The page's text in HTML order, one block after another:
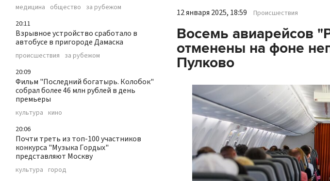
медицина общество за рубежом
20:11
Взрывное устройство сработало в
автобусе в пригороде Дамаска
происшествия за рубежом
20:09
Фильм "Последний богатырь. Колобок"
собрал более 46 млн рублей в день
премьеры
культура кино
20:06
Почти треть из топ-100 участников
конкурса "Музыка Гордых"
представляют Москву
культура город
12 января 2025, 18:59 Происшествия
Восемь авиарейсов
отменены на фоне
Пулково